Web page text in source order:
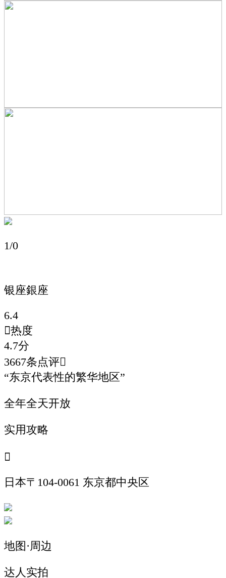
1/0
银座銀座
6.4
热度
4.7分
3667条点评
“东京代表性的繁华地区”
全年全天开放
实用攻略

日本〒104-0061 东京都中央区
地图·周边
达人实拍